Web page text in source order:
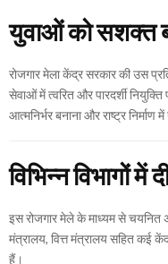
युवाओं को सशक्त
रोजगार मेला केंद्र सरकार की उस
सेवाओं में त्वरित और पारदर्शी
आत्मनिर्भर बनाना और राष्ट्र
विभिन्न विभागों में
इस रोजगार मेले के माध्यम से चयनित
मंत्रालय, वित्त मंत्रालय सहित कई
हैं।